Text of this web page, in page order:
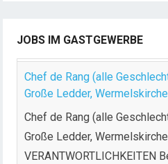
JOBS IM GASTGEWERBE
Chef de Rang (alle
Große Ledder,
Chef de Rang (alle
Große Ledder,
VERANTWORTLICHKEITEN